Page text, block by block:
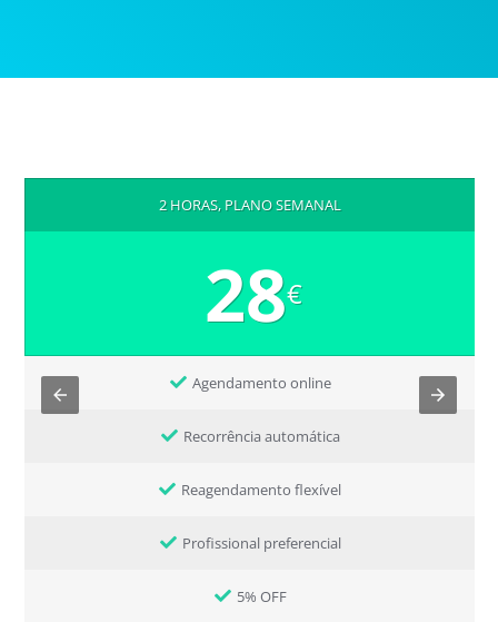
2 HORAS, PLANO SEMANAL
28€
Agendamento online
Recorrência automática
Reagendamento flexível
Profissional preferencial
5% OFF